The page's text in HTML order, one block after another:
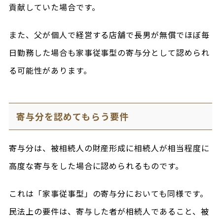
貢献していた場合です。
また、父が個人で経営する店舗で長男が無償でほぼ毎
日勤務した場合も家事従事型の寄与分として認められ
る可能性があります。
寄与分を認めてもらう要件
寄与分は、被相続人の財産形成に相続人が相当程度に
高度な寄与をした場合に認められるものです。
これは「家事従事型」の寄与分においても同様です。
民法上の要件は、寄与した者が相続人であること、被